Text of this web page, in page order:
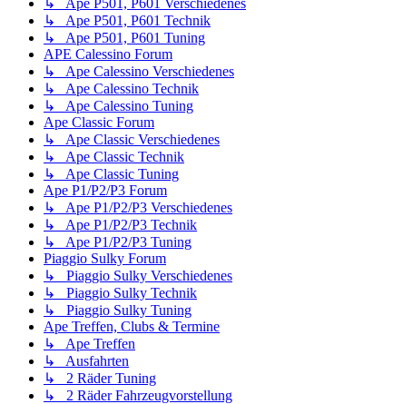
↳ Ape P501, P601 Technik
↳ Ape P501, P601 Tuning
APE Calessino Forum
↳ Ape Calessino Verschiedenes
↳ Ape Calessino Technik
↳ Ape Calessino Tuning
Ape Classic Forum
↳ Ape Classic Verschiedenes
↳ Ape Classic Technik
↳ Ape Classic Tuning
Ape P1/P2/P3 Forum
↳ Ape P1/P2/P3 Verschiedenes
↳ Ape P1/P2/P3 Technik
↳ Ape P1/P2/P3 Tuning
Piaggio Sulky Forum
↳ Piaggio Sulky Verschiedenes
↳ Piaggio Sulky Technik
↳ Piaggio Sulky Tuning
Ape Treffen, Clubs & Termine
↳ Ape Treffen
↳ Ausfahrten
↳ 2 Räder Tuning
↳ 2 Räder Fahrzeugvorstellung